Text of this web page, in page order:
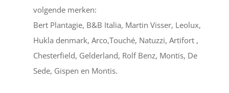
volgende merken:
Bert Plantagie, B&B Italia, Martin Visser, Leolux,
Hukla denmark, Arco,Touché, Natuzzi, Artifort ,
Chesterfield, Gelderland, Rolf Benz, Montis, De
Sede, Gispen en Montis.